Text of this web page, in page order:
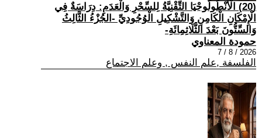
(20) الْأَنْطُولُوجْيَا التِّقْنِيَّةُ لِلسِّحْرِ وَالْعَدَمِ: دِرَاسَةٌ فِي
الْإِمْكَانِ الْكَامِنِ وَالتَّشْكِيلِ الْوُجُودِيِّ -الجُزْءُ الثَّالِثُ
وَالسِّتُّونَ بَعْدَ الثَّلَاثِمِائَةِ-
حمودة المعناوي
2026 / 8 / 7
الفلسفة ,علم النفس , وعلم الاجتماع